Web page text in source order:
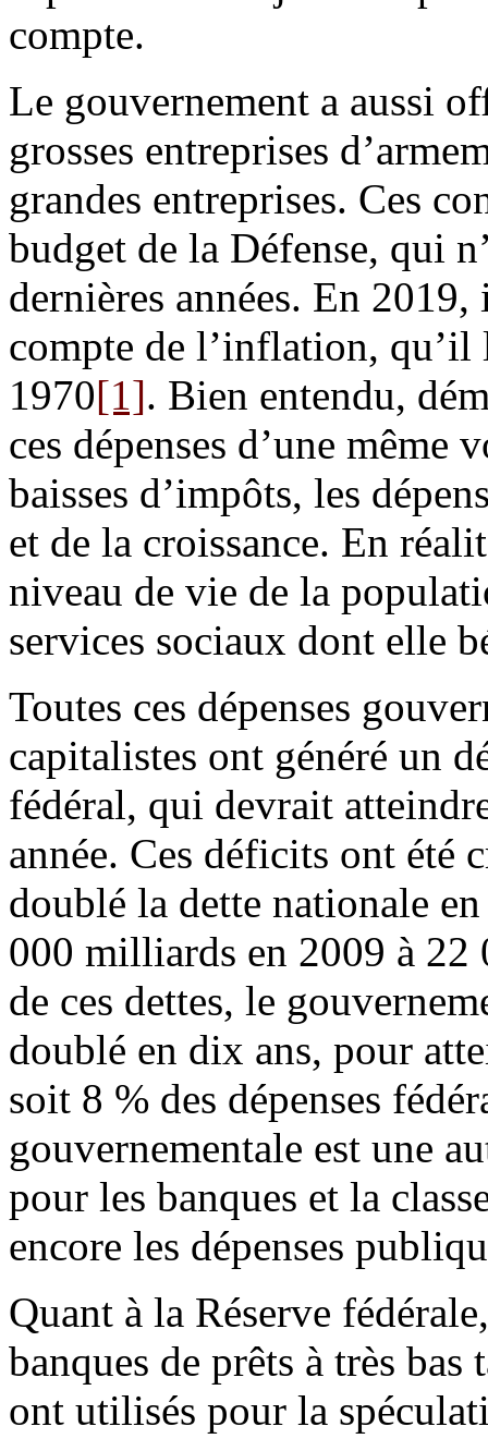
compte.
Le gouvernement a aussi
grosses entreprises
grandes entreprises. Ces
budget de la Défense, qui
dernières années. En
compte de l’inflation, qu’il
1970[1]. Bien entendu,
ces dépenses d’une même
baisses d’impôts, les
et de la croissance. En
niveau de vie de la
services sociaux dont elle
Toutes ces dépenses
capitalistes ont généré un
fédéral, qui devrait
année. Ces déficits ont été
doublé la dette nationale
000 milliards en 2009 à
de ces dettes, le
doublé en dix ans, pour
soit 8 % des dépenses
gouvernementale est une
pour les banques et la
encore les dépenses
Quant à la Réserve
banques de prêts à très
ont utilisés pour la